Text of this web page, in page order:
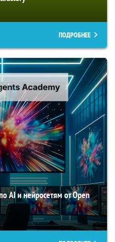
ПОДРОБНЕЕ
AI и нейросетям от Open